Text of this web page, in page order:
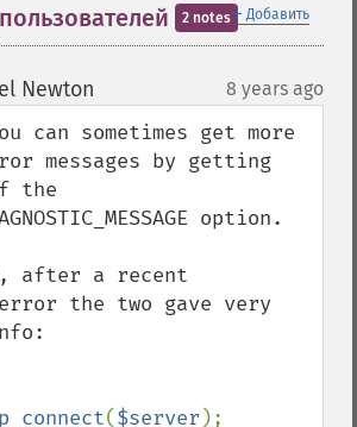
＋ Добавить
2 notes
Newton 8 years ago
can sometimes get more
messages by getting
the
option.
after a recent
the two gave very
($server